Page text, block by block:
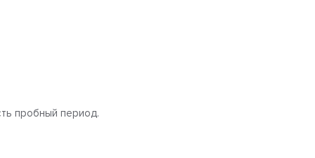
пробный период.